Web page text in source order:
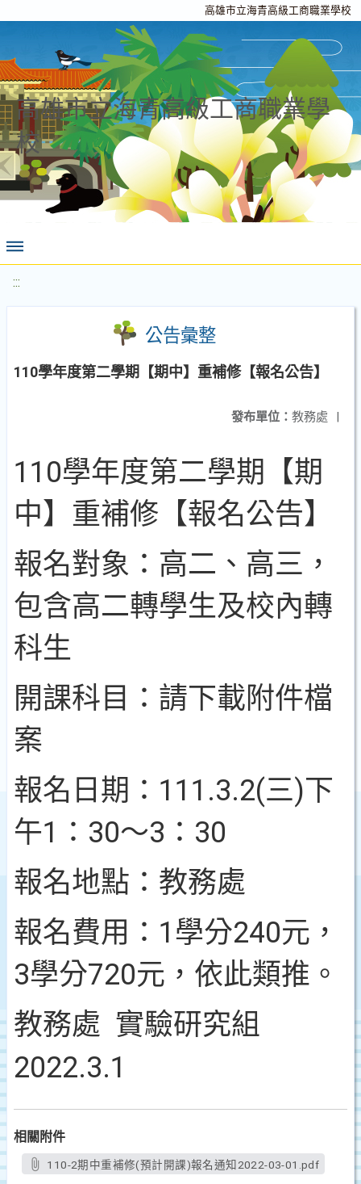
高雄市立海青高級工商職業學校
高雄市立海青高級工商職業學
校
:::
公告彙整
110學年度第二學期【期中】重補修【報名公告】
發布單位： 教務處 |
110學年度第二學期【期
中】重補修【報名公告】
報名對象：高二、高三，
包含高二轉學生及校內轉
科生
開課科目：請下載附件檔
案
報名日期：111.3.2(三)下
午1：30～3：30
報名地點：教務處
報名費用：1學分240元，
3學分720元，依此類推。
教務處 實驗研究組
2022.3.1
相關附件
110-2期中重補修(預計開課)報名通知2022-03-01.pdf